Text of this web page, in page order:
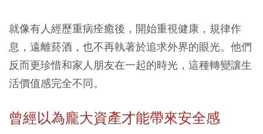
就像有人經歷重病痊癒後，開始重視健康，規律作
息，遠離菸酒，也不再執著於追求外界的眼光。他們
反而更珍惜和家人朋友在一起的時光，這種轉變讓生
活價值感完全不同。
曾經以為龐大資產才能帶來安全感